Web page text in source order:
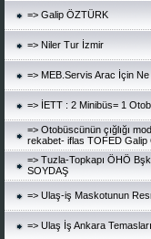
=> Galip ÖZTÜRK
=> Niler Tur İzmir
=> MEB.Servis Arac İçin
=> İETT : 2 Minibüs= 1
=> Otobüscünün çığlığı
rekabet- iflas TOFED Galip
=> Tuzla-Topkapı ÖHÖ
SOYDAŞ
=> Ulaş-iş Maskotunun
=> Ulaş İş Ankara Temasları